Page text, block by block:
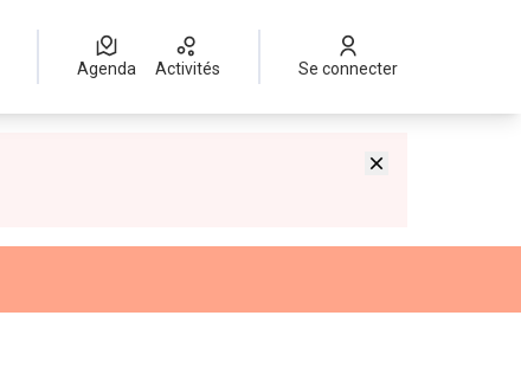
Agenda Activités Se connecter